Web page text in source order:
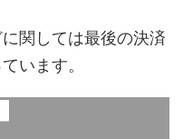
関しては最後の決済
います。